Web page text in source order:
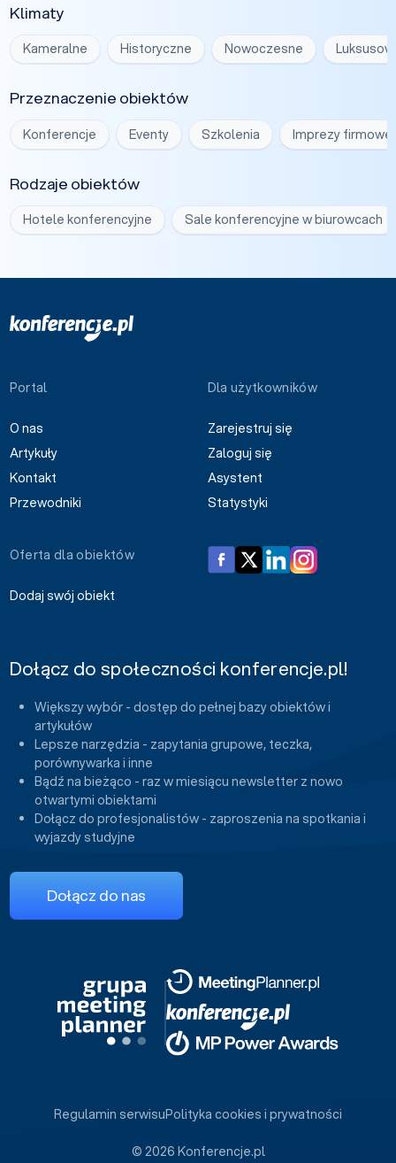
Klimaty
Kameralne Historyczne Nowoczesne
Przeznaczenie obiektów
Konferencje Eventy Szkolenia Imprezy firmowe
Rodzaje obiektów
Hotele konferencyjne Sale konferencyjne w biurowcach
Portal
O nas
Artykuły
Kontakt
Przewodniki
Dla użytkowników
Zarejestruj się
Zaloguj się
Asystent
Statystyki
Oferta dla obiektów
Dodaj swój obiekt
Dołącz do społeczności konferencje.pl!
Większy wybór - dostęp do pełnej bazy obiektów i
artykułów
Lepsze narzędzia - zapytania grupowe, teczka,
porównywarka i inne
Bądź na bieżąco - raz w miesiącu newsletter z nowo
otwartymi obiektami
Dołącz do profesjonalistów - zaproszenia na spotkania i
wyjazdy studyjne
Dołącz do nas
© 2026 Konferencje.pl
Regulamin serwisuPolityka cookies i prywatności